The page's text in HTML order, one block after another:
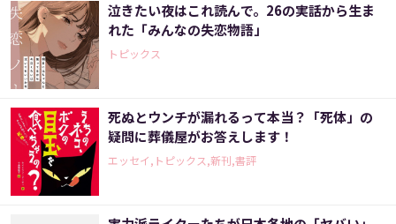
泣きたい夜はこれ読んで。26の実話から生ま
れた「みんなの失恋物語」
トピックス
死ぬとウンチが漏れるって本当？「死体」の
疑問に葬儀屋がお答えします！
エッセイ,トピックス,新刊,書評